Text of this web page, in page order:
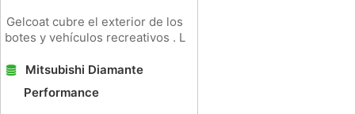
Gelcoat cubre el exterior de los
botes y vehículos recreativos . L
Mitsubishi Diamante
Performance